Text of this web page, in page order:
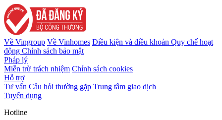
Về Vingroup Về Vinhomes Điều kiện và điều khoản Quy chế hoạt
động Chính sách bảo mật
Pháp lý
Miễn trừ trách nhiệm Chính sách cookies
Hỗ trợ
Tư vấn Câu hỏi thường gặp Trung tâm giao dịch
Tuyển dụng
Hotline